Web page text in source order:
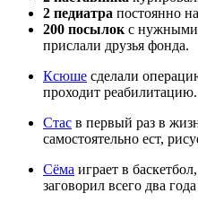
2 педиатра постоянно
200 посылок с нужными
прислали друзья фонда.
Ксюше сделали
проходит реабилитацию.
Стас в первый раз в
самостоятельно ест,
Сёма играет в
заговорил всего два